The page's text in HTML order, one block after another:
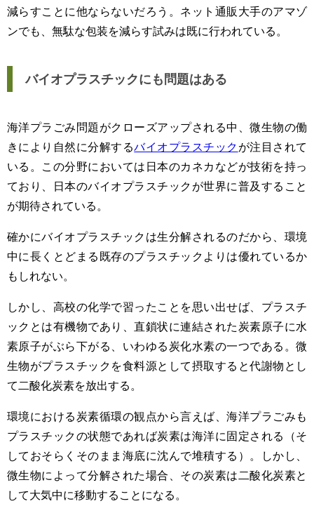
減らすことに他ならないだろう。ネット通販大手のアマゾ
ンでも、無駄な包装を減らす試みは既に行われている。
バイオプラスチックにも問題はある
海洋プラごみ問題がクローズアップされる中、微生物の働
きにより自然に分解するバイオプラスチックが注目されて
いる。この分野においては日本のカネカなどが技術を持っ
ており、日本のバイオプラスチックが世界に普及すること
が期待されている。
確かにバイオプラスチックは生分解されるのだから、環境
中に長くとどまる既存のプラスチックよりは優れているか
もしれない。
しかし、高校の化学で習ったことを思い出せば、プラスチ
ックとは有機物であり、直鎖状に連結された炭素原子に水
素原子がぶら下がる、いわゆる炭化水素の一つである。微
生物がプラスチックを食料源として摂取すると代謝物とし
て二酸化炭素を放出する。
環境における炭素循環の観点から言えば、海洋プラごみも
プラスチックの状態であれば炭素は海洋に固定される（そ
しておそらくそのまま海底に沈んで堆積する）。しかし、
微生物によって分解された場合、その炭素は二酸化炭素と
して大気中に移動することになる。